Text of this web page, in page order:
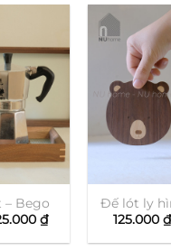
đến
445.000 ₫
– Bego
₫Khoảng
giá:
từ
Đế lót ly
125.000 ₫